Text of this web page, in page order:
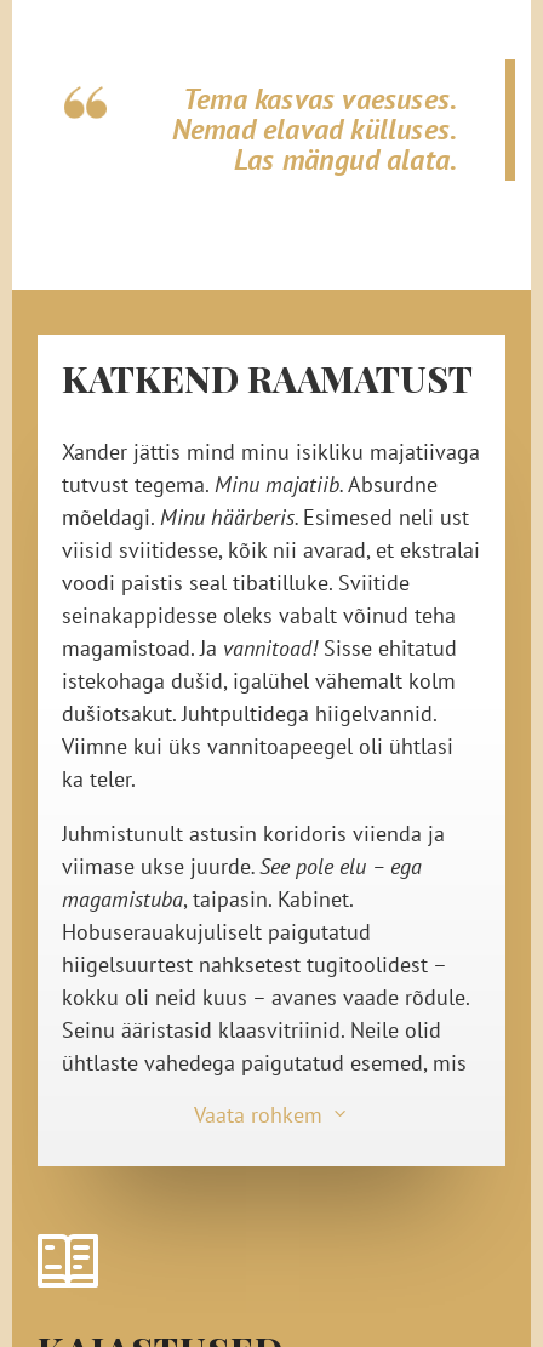
Tema kasvas vaesuses.
Nemad elavad külluses.
Las mängud alata.
KATKEND RAAMATUST
Xander jättis mind minu isikliku majatiivaga
tutvust tegema.Minu majatiib.Absurdne
mõeldagi.Minu häärberis. Esimesed neli ust
viisid sviitidesse, kõik nii avarad, et ekstralai
voodi paistis seal tibatilluke. Sviitide
seinakappidesse oleks vabalt võinud teha
magamistoad. Ja vannitoad! Sisse ehitatud
istekohaga dušid, igalühel vähemalt kolm
dušiotsakut. Juhtpultidega hiigelvannid.
Viimne kui üks vannitoapeegel oli ühtlasi
ka teler.
Juhmistunult astusin koridoris viienda ja
viimase ukse juurde. See pole elu – ega
magamistuba, taipasin. Kabinet.
Hobuserauakujuliselt paigutatud
hiigelsuurtest nahksetest tugitoolidest –
kokku oli neid kuus – avanes vaade rõdule.
Seinu ääristasid klaasvitriinid. Neile olid
ühtlaste vahedega paigutatud esemed, mis
geoodid, vanaaegsed relvad, oonüksist ja
kivist kujukesed. Rõdu vastasseinas,
oli pinnaga ühetasa süvistatud suur
pronksist kompass. Vedasin sõrmega üle
Vaata rohkem 3